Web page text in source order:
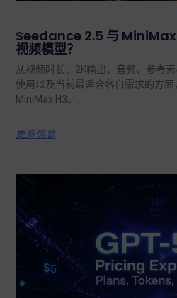
Seedance 2.5 与 MiniMax
视频模型？
从视频时长、2K输出、音频、参考
使用以及当前最适合各自需求的方
MiniMax H3。.
更多信息